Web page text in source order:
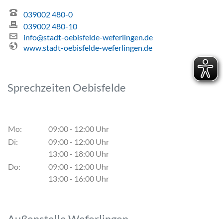
039002 480-0
039002 480-10
info@stadt-oebisfelde-weferlingen.de
www.stadt-oebisfelde-weferlingen.de
Sprechzeiten Oebisfelde
Mo:
09:00 - 12:00 Uhr
Di:
09:00 - 12:00 Uhr
13:00 - 18:00 Uhr
Do:
09:00 - 12:00 Uhr
13:00 - 16:00 Uhr